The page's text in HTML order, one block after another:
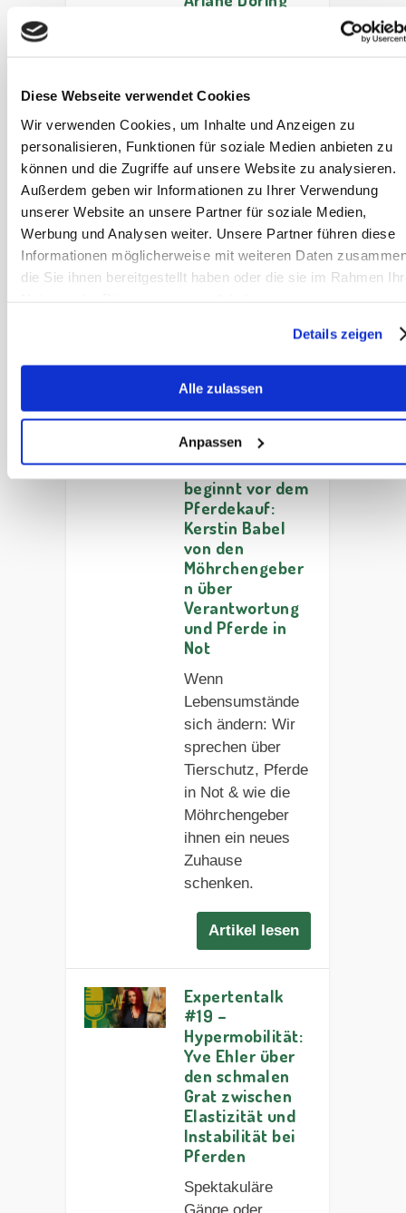
Diese Webseite verwendet Cookies
Wir verwenden Cookies, um Inhalte und Anzeigen zu
personalisieren, Funktionen für soziale Medien anbieten zu
können und die Zugriffe auf unsere Website zu analysieren.
Außerdem geben wir Informationen zu Ihrer Verwendung
unserer Website an unsere Partner für soziale Medien,
Werbung und Analysen weiter. Unsere Partner führen diese
Informationen möglicherweise mit weiteren Daten
die Sie ihnen bereitgestellt haben oder die sie im Rahmen
Details zeigen
Alle zulassen
Anpassen
von besonderen
Pferden über
lernen? Ariane
Dörings über eine
Beziehung, die
Artikel lesen
Expertentalk
#20 –
Tierschutz
beginnt vor dem
Pferdekauf:
Kerstin Babel
von den
Möhrchengeber
n über
Verantwortung
und Pferde in
Not
Wenn
Lebensumstände
sich ändern: Wir
sprechen über
Tierschutz, Pferde
in Not & wie die
Möhrchengeber
ihnen ein neues
Zuhause
schenken.
Artikel lesen
Expertentalk
#19 –
Hypermobilität:
Yve Ehler über
den schmalen
Grat zwischen
Elastizität und
Instabilität bei
Pferden
Spektakuläre
Gänge oder